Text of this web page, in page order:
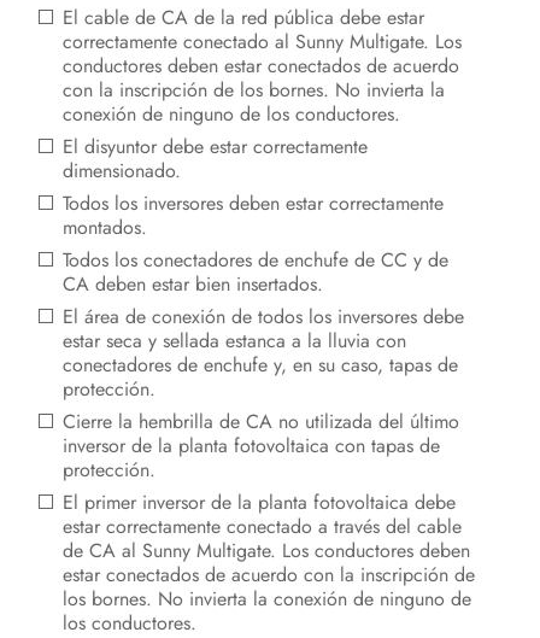
El cable de CA de la red pública debe estar
correctamente conectado al Sunny Multigate. Los
conductores deben estar conectados de acuerdo
con la inscripción de los bornes. No invierta la
conexión de ninguno de los conductores.
El disyuntor debe estar correctamente
dimensionado.
Todos los inversores deben estar correctamente
montados.
Todos los conectadores de enchufe de CC y de
CA deben estar bien insertados.
El área de conexión de todos los inversores debe
estar seca y sellada estanca a la lluvia con
conectadores de enchufe y, en su caso, tapas de
protección.
Cierre la hembrilla de CA no utilizada del último
inversor de la planta fotovoltaica con tapas de
protección.
El primer inversor de la planta fotovoltaica debe
estar correctamente conectado a través del cable
de CA al Sunny Multigate. Los conductores deben
estar conectados de acuerdo con la inscripción de
los bornes. No invierta la conexión de ninguno de
los conductores.
Puesta en marcha de la planta
fotovoltaica
Configuración
Desconexión del inversor de la
tensión
Desconexión de la tensión del
Sunny Multigate
Localización de errores
Nueva puesta en marcha del
inversor
Puesta fuera de servicio
Datos técnicos
Accesorios y piezas de repuesto
Contacto